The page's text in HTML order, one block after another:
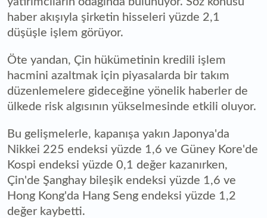
haber akışıyla şirketin hisseleri yüzde 2,1
düşüşle işlem görüyor.
Öte yandan, Çin hükümetinin kredili işlem
hacmini azaltmak için piyasalarda bir takım
düzenlemelere gideceğine yönelik haberler de
ülkede risk algısının yükselmesinde etkili oluyor.
Bu gelişmelerle, kapanışa yakın Japonya'da
Nikkei 225 endeksi yüzde 1,6 ve Güney Kore'de
Kospi endeksi yüzde 0,1 değer kazanırken,
Çin'de Şanghay bileşik endeksi yüzde 1,6 ve
Hong Kong'da Hang Seng endeksi yüzde 1,2
değer kaybetti.